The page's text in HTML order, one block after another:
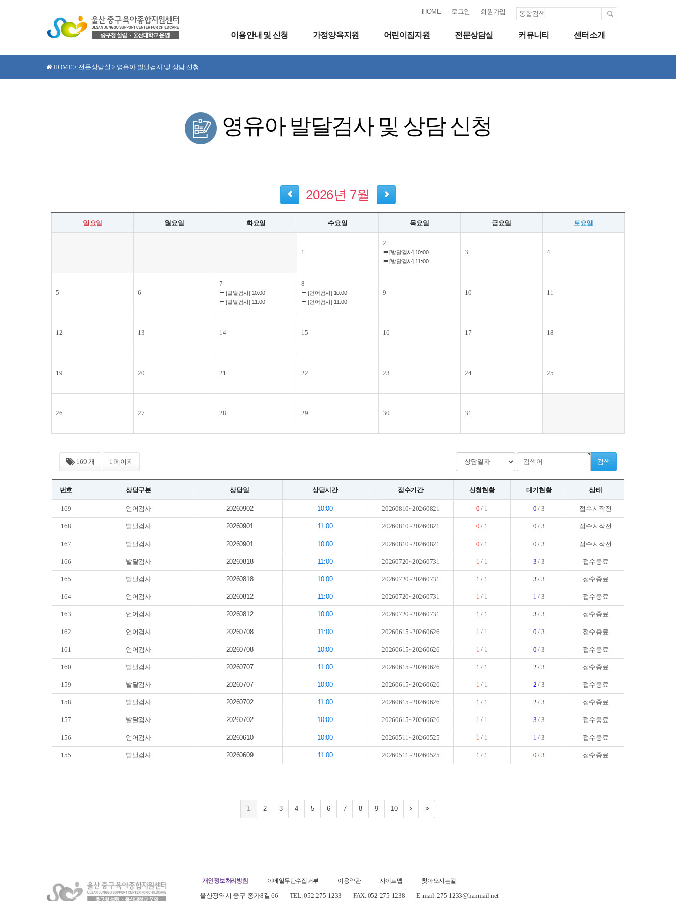
HOME 로그인 회원가입
이용안내 및 신청 가정양육지원 어린이집지원 전문상담실 커뮤니티 센터소개
HOME > 전문상담실 > 영유아 발달검사 및 상담 신청
영유아 발달검사 및 상담 신청
2026년 7월
일요일 월요일 화요일 수요일 목요일 금요일 토요일
1
2
[발달검사] 10:00
[발달검사] 11:00
3 4
5 6
7
[발달검사] 10:00
[발달검사] 11:00
8
[언어검사] 10:00
[언어검사] 11:00
9 10 11
12 13 14 15 16 17 18
19 20 21 22 23 24 25
26 27 28 29 30 31
169 개 1 페이지 검색
번호 상담구분 상담일 상담시간 접수기간 신청현황 대기현황 상태
169 언어검사 20260902 10:00 20260810~20260821 0 / 1 0 / 3 접수시작전
168 발달검사 20260901 11:00 20260810~20260821 0 / 1 0 / 3 접수시작전
167 발달검사 20260901 10:00 20260810~20260821 0 / 1 0 / 3 접수시작전
166 발달검사 20260818 11:00 20260720~20260731 1 / 1 3 / 3 접수종료
165 발달검사 20260818 10:00 20260720~20260731 1 / 1 3 / 3 접수종료
164 언어검사 20260812 11:00 20260720~20260731 1 / 1 1 / 3 접수종료
163 언어검사 20260812 10:00 20260720~20260731 1 / 1 3 / 3 접수종료
162 언어검사 20260708 11:00 20260615~20260626 1 / 1 0 / 3 접수종료
161 언어검사 20260708 10:00 20260615~20260626 1 / 1 0 / 3 접수종료
160 발달검사 20260707 11:00 20260615~20260626 1 / 1 2 / 3 접수종료
159 발달검사 20260707 10:00 20260615~20260626 1 / 1 2 / 3 접수종료
158 발달검사 20260702 11:00 20260615~20260626 1 / 1 2 / 3 접수종료
157 발달검사 20260702 10:00 20260615~20260626 1 / 1 3 / 3 접수종료
156 언어검사 20260610 10:00 20260511~20260525 1 / 1 1 / 3 접수종료
155 발달검사 20260609 11:00 20260511~20260525 1 / 1 0 / 3 접수종료
1 2 3 4 5 6 7 8 9 10
개인정보처리방침 이메일무단수집거부 이용약관 사이트맵 찾아오시는길
울산광역시 중구 종가8길 66 TEL. 052-275-1233 FAX. 052-275-1238 E-mail. 275-1233@hanmail.net